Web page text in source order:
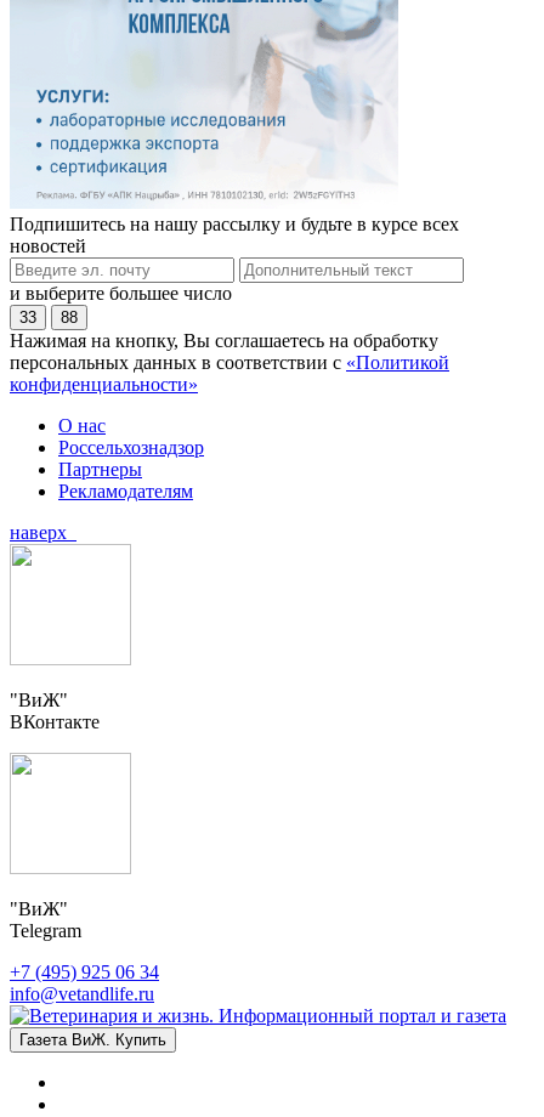
Подпишитесь на нашу рассылку и будьте в курсе всех
новостей
и выберите большее число
33 88
Нажимая на кнопку, Вы соглашаетесь на обработку
персональных данных в соответствии с «Политикой
конфиденциальности»
О нас
Россельхознадзор
Партнеры
Рекламодателям
наверх
"ВиЖ"
ВКонтакте
"ВиЖ"
Telegram
+7 (495) 925 06 34
info@vetandlife.ru
Газета ВиЖ. Купить